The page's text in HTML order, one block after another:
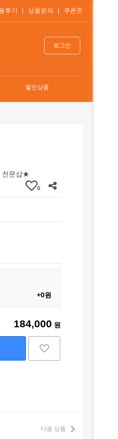
후기 상품문의 쿠폰존
로그인
할인상품
전문샵★
0
+0원
184,000 원
다음 상품